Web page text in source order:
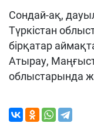
Сондай-ақ,
Түркістан
бірқатар
Атырау,
облыстарында